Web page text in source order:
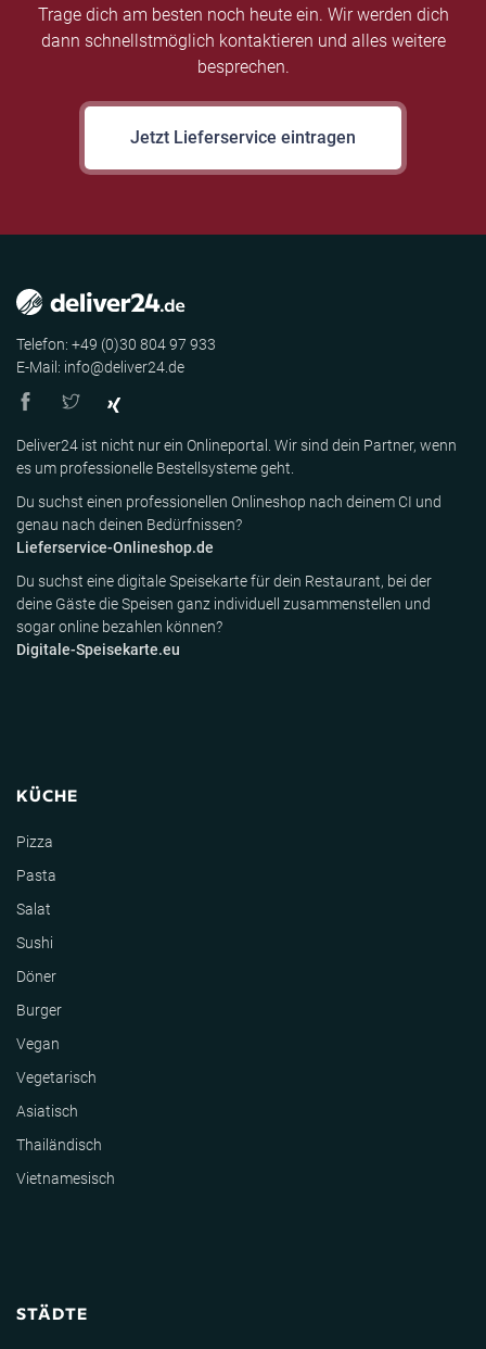
Trage dich am besten noch heute ein. Wir werden dich
dann schnellstmöglich kontaktieren und alles weitere
besprechen.
Jetzt Lieferservice eintragen
Telefon: +49 (0)30 804 97 933
E-Mail: info@deliver24.de
Deliver24 ist nicht nur ein Onlineportal. Wir sind dein Partner, wenn
es um professionelle Bestellsysteme geht.
Du suchst einen professionellen Onlineshop nach deinem CI und
genau nach deinen Bedürfnissen?
Lieferservice-Onlineshop.de
Du suchst eine digitale Speisekarte für dein Restaurant, bei der
deine Gäste die Speisen ganz individuell zusammenstellen und
sogar online bezahlen können?
Digitale-Speisekarte.eu
KÜCHE
Pizza
Pasta
Salat
Sushi
Döner
Burger
Vegan
Vegetarisch
Asiatisch
Thailändisch
Vietnamesisch
STÄDTE